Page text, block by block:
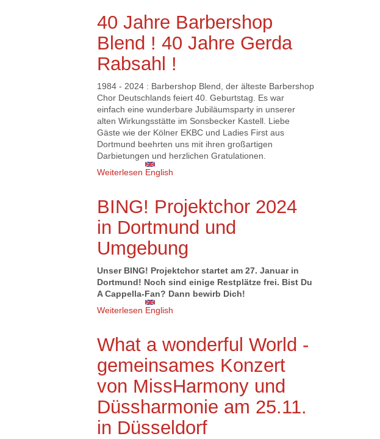
40 Jahre Barbershop
Blend ! 40 Jahre Gerda
Rabsahl !
1984 - 2024 : Barbershop Blend, der älteste Barbershop
Chor Deutschlands feiert 40. Geburtstag. Es war
einfach eine wunderbare Jubiläumsparty in unserer
alten Wirkungsstätte im Sonsbecker Kastell. Liebe
Gäste wie der Kölner EKBC und Ladies First aus
Dortmund beehrten uns mit ihren großartigen
Darbietungen und herzlichen Gratulationen.
Weiterlesen über 40 Jahre Barbershop Blend ! 40 Jahre
English
BING! Projektchor 2024
in Dortmund und
Umgebung
Unser BING! Projektchor startet am 27. Januar in
Dortmund! Noch sind einige Restplätze frei. Bist Du
A Cappella-Fan? Dann bewirb Dich!
Weiterlesen über BING! Projektchor 2024 in Dortmund und
English
What a wonderful World -
gemeinsames Konzert
von MissHarmony und
Düssharmonie am 25.11.
in Düsseldorf